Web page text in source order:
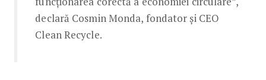
declară Cosmin Monda, fondator și CEO
Clean Recycle.